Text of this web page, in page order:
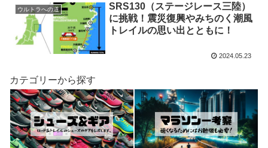
ウルトラへの道
SRS130（ステージレース三陸）
に挑戦！震災復興やみちのく潮風
トレイルの思い出とともに！
2024.05.23
カテゴリーから探す